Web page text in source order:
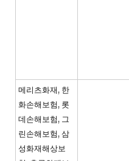
메리츠화재, 한
화손해보험, 롯
데손해보험, 그
린손해보험, 삼
성화재해상보